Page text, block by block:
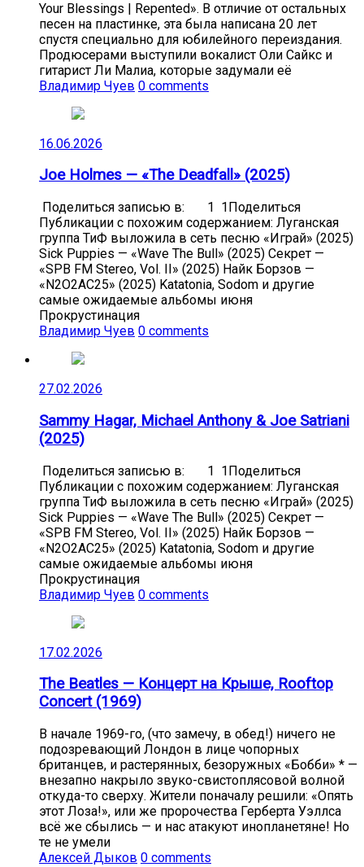
Your Blessings | Repented». В отличие от остальных
песен на пластинке, эта была написана 20 лет
спустя специально для юбилейного переиздания.
Продюсерами выступили вокалист Оли Сайкс и
гитарист Ли Малиа, которые задумали её
Владимир Чуев 0 comments
16.06.2026
Joe Holmes — «The Deadfall» (2025)
Поделиться записью в: 1 1Поделиться
Публикации с похожим содержанием: Луганская
группа ТиФ выложила в сеть песню «Играй» (2025)
Sick Puppies — «Wave The Bull» (2025) Секрет —
«SPB FM Stereo, Vol. II» (2025) Найк Борзов —
«N2O2AC25» (2025) Katatonia, Sodom и другие
самые ожидаемые альбомы июня
Прокрустинация
Владимир Чуев 0 comments
27.02.2026
Sammy Hagar, Michael Anthony & Joe Satriani
(2025)
Поделиться записью в: 1 1Поделиться
Публикации с похожим содержанием: Луганская
группа ТиФ выложила в сеть песню «Играй» (2025)
Sick Puppies — «Wave The Bull» (2025) Секрет —
«SPB FM Stereo, Vol. II» (2025) Найк Борзов —
«N2O2AC25» (2025) Katatonia, Sodom и другие
самые ожидаемые альбомы июня
Прокрустинация
Владимир Чуев 0 comments
17.02.2026
The Beatles — Концерт на Крыше, Rooftop
Concert (1969)
В начале 1969-го, (что замечу, в обед!) ничего не
подозревающий Лондон в лице чопорных
британцев, и растерянных, безоружных «Бобби» * —
внезапно накрыло звуко-свистоплясовой волной
откуда-то сверху. Жители поначалу решили: «Опять
этот Лоза!», или же пророчества Герберта Уэллса
всё же сбылись — и нас атакуют инопланетяне! Но
те не умели
Алексей Дыков 0 comments